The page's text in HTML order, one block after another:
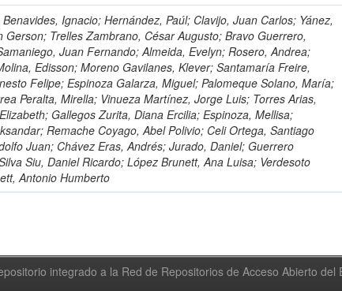
Ignacio; Hernández, Paúl; Clavijo, Juan Carlos; Yánez,
Gerson; Trelles Zambrano, César Augusto; Bravo Guerrero,
Juan Fernando; Almeida, Evelyn; Rosero, Andrea;
Edisson; Moreno Gavilanes, Klever; Santamaría Freire,
Felipe; Espinoza Galarza, Miguel; Palomeque Solano, María;
Peralta, Mirella; Vinueza Martínez, Jorge Luis; Torres Arias,
Gallegos Zurita, Diana Ercilia; Espinoza, Mellisa;
Remache Coyago, Abel Polivio; Celi Ortega, Santiago
Juan; Chávez Eras, Andrés; Jurado, Daniel; Guerrero
Siu, Daniel Ricardo; López Brunett, Ana Luisa; Verdesoto
Antonio Humberto
integrado a la Red de Repositorios de Acceso Abierto del